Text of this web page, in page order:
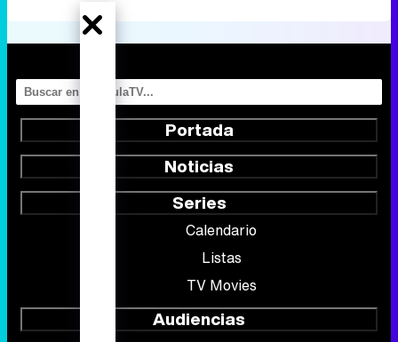
Portada
Noticias
Series
Calendario
Listas
TV Movies
Audiencias